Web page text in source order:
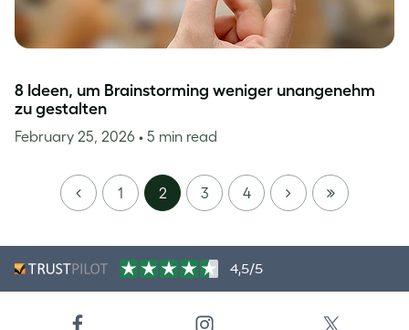
8 Ideen, um Brainstorming weniger unangenehm
zu gestalten
February 25, 2026 • 5 min read
PREVIOUS
1 2 3 4 NEXT
LAST
PAGE
4,5/5